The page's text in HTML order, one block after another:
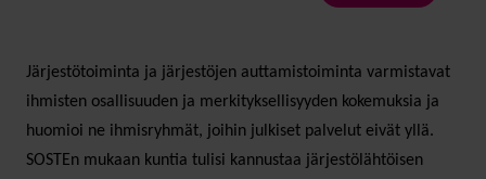
Järjestötoiminta ja järjestöjen auttamistoiminta varmistavat
ihmisten osallisuuden ja merkityksellisyyden kokemuksia ja
huomioi ne ihmisryhmät, joihin julkiset palvelut eivät yllä.
SOSTEn mukaan kuntia tulisi kannustaa järjestölähtöisen